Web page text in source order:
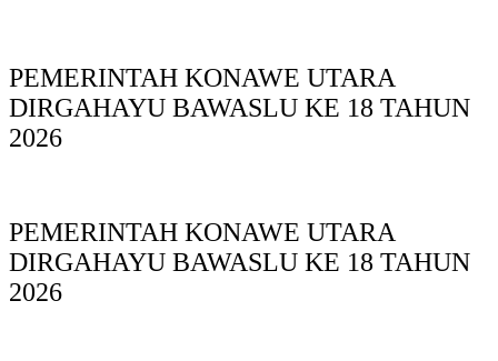
PEMERINTAH KONAWE UTARA
DIRGAHAYU BAWASLU KE 18 TAHUN
2026
PEMERINTAH KONAWE UTARA
DIRGAHAYU BAWASLU KE 18 TAHUN
2026